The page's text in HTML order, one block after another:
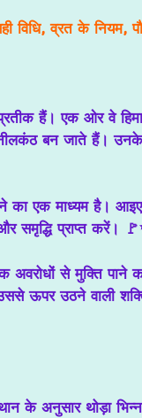
विधि, व्रत के नियम,
हैं। एक ओर वे
बन जाते हैं। उनके
का एक माध्यमहै।
समृद्धि प्राप्त करें।
अवरोधों से मुक्ति पाने
उससे ऊपर उठने वाली
के अनुसार थोड़ा